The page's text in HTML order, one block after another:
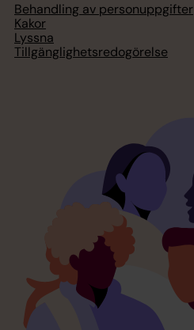
Behandling av personuppgifter
Kakor
Lyssna
Tillgänglighetsredogörelse